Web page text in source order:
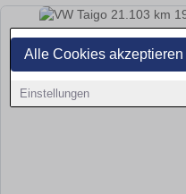
Alle Cookies akzeptieren
Einstellungen